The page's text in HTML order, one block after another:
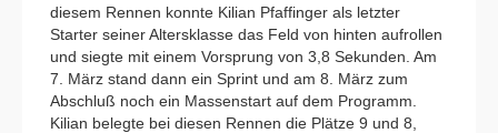
diesem Rennen konnte Kilian Pfaffinger als letzter
Starter seiner Altersklasse das Feld von hinten aufrollen
und siegte mit einem Vorsprung von 3,8 Sekunden. Am
7. März stand dann ein Sprint und am 8. März zum
Abschluß noch ein Massenstart auf dem Programm.
Kilian belegte bei diesen Rennen die Plätze 9 und 8,